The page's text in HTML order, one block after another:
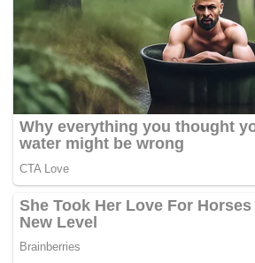
Tags: menteri Besar Johor Osman